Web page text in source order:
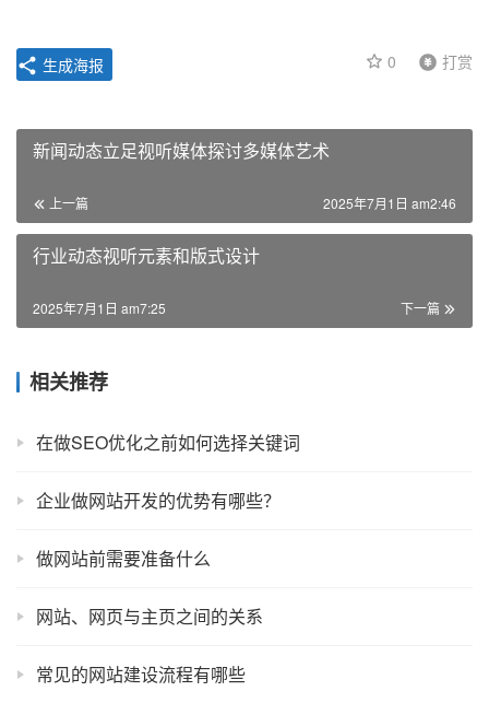
0 打赏
生成海报
新闻动态立足视听媒体探讨多媒体艺术
上一篇 2025年7月1日 am2:46
行业动态视听元素和版式设计
下一篇
2025年7月1日 am7:25
相关推荐
在做SEO优化之前如何选择关键词
企业做网站开发的优势有哪些？
做网站前需要准备什么
网站、网页与主页之间的关系
常见的网站建设流程有哪些